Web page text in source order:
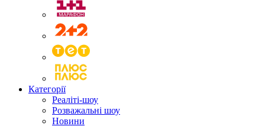
Категорії
Реаліті-шоу
Розважальні шоу
Новини